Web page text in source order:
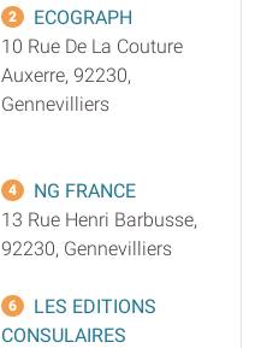
2
ECOGRAPH
10 Rue De La Couture
Auxerre, 92230,
Gennevilliers
4
NG FRANCE
13 Rue Henri Barbusse,
92230, Gennevilliers
6
LES EDITIONS
CONSULAIRES